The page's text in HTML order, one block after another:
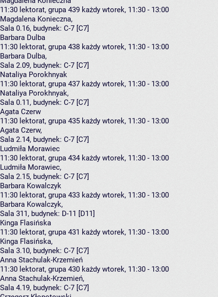
11:30 lektorat, grupa 439 każdy wtorek, 11:30 - 13:00
Magdalena Konieczna,
Sala 0.16, budynek: C-7 [C7]
Barbara Dulba
11:30 lektorat, grupa 438 każdy wtorek, 11:30 - 13:00
Barbara Dulba,
Sala 2.09, budynek: C-7 [C7]
Nataliya Porokhnyak
11:30 lektorat, grupa 437 każdy wtorek, 11:30 - 13:00
Nataliya Porokhnyak,
Sala 0.11, budynek: C-7 [C7]
Agata Czerw
11:30 lektorat, grupa 435 każdy wtorek, 11:30 - 13:00
Agata Czerw,
Sala 2.14, budynek: C-7 [C7]
Ludmiła Morawiec
11:30 lektorat, grupa 434 każdy wtorek, 11:30 - 13:00
Ludmiła Morawiec,
Sala 2.15, budynek: C-7 [C7]
Barbara Kowalczyk
11:30 lektorat, grupa 433 każdy wtorek, 11:30 - 13:00
Barbara Kowalczyk,
Sala 311, budynek: D-11 [D11]
Kinga Flasińska
11:30 lektorat, grupa 431 każdy wtorek, 11:30 - 13:00
Kinga Flasińska,
Sala 3.10, budynek: C-7 [C7]
Anna Stachulak-Krzemień
11:30 lektorat, grupa 430 każdy wtorek, 11:30 - 13:00
Anna Stachulak-Krzemień,
Sala 4.19, budynek: C-7 [C7]